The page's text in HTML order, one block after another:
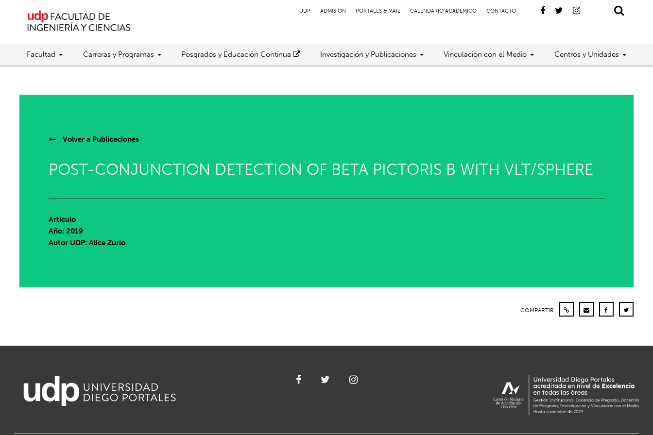
UDP ADMISIÓN PORTALES & MAIL CALENDARIO ACADÉMICO CONTACTO
Facultad Carreras y Programas Posgrados y Educación Continua Investigación y Publicaciones Vinculación con el Medio Centros y Unidades
Volver a Publicaciones
POST-CONJUNCTION DETECTION OF BETA PICTORIS B WITH VLT/SPHERE
Artículo
Año: 2019
Autor UDP:Alice Zurlo
COMPARTIR